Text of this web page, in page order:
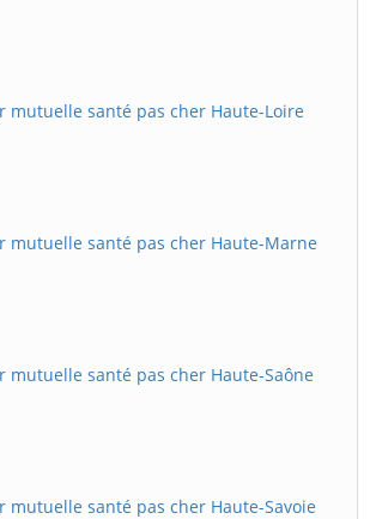
mutuelle santé pas cher Haute-Loire
mutuelle santé pas cher Haute-Marne
mutuelle santé pas cher Haute-Saône
mutuelle santé pas cher Haute-Savoie